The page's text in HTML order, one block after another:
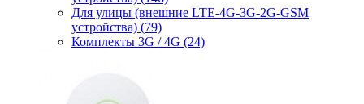
Для улицы (внешние LTE-4G-3G-2G-GSM
устройства) (79)
Комплекты 3G / 4G (24)